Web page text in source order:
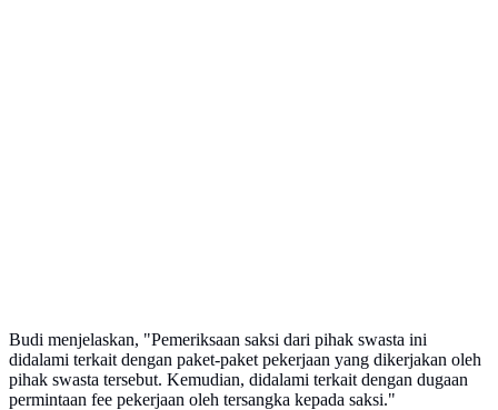
Budi menjelaskan, "Pemeriksaan saksi dari pihak swasta ini
didalami terkait dengan paket-paket pekerjaan yang dikerjakan oleh
pihak swasta tersebut. Kemudian, didalami terkait dengan dugaan
permintaan fee pekerjaan oleh tersangka kepada saksi."